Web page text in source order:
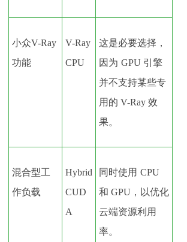
小众V-Ray
功能
V-Ray
CPU
这是必要选择，
因为 GPU 引擎
并不支持某些专
用的 V-Ray 效
果。
混合型工
作负载
Hybrid
CUD
A
同时使用 CPU
和 GPU，以优化
云端资源利用
率。